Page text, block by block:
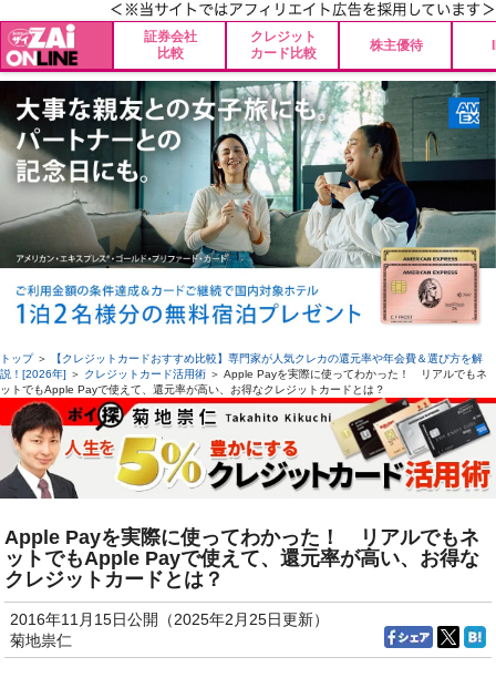
証券会社
比較
クレジット
カード比較
株主優待
トップ＞
【クレジットカードおすすめ比較】専門家が人気クレカの還元率や年会費＆選び方を解
説！[2026年] ＞ クレジットカード活用術 ＞ Apple Payを実際に使ってわかった！ リアルでもネ
ットでもApple Payで使えて、還元率が高い、お得なクレジットカードとは？
Apple Payを実際に使ってわかった！ リアルでもネ
ットでもApple Payで使えて、還元率が高い、お得な
クレジットカードとは？
2016年11月15日公開（2025年2月25日更新）
菊地祟仁